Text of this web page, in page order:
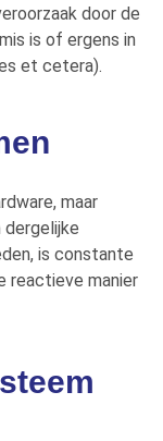
door de
is of ergens in
et cetera).
maar
dergelijke
is constante
reactieve manier